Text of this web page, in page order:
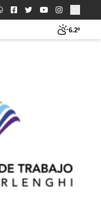
Buscar:
6.2º